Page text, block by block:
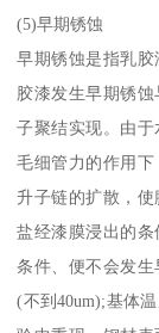
(5)早期锈蚀
早期锈蚀是指乳
胶漆发生早期锈
子聚结实现。由
毛细管力的作用
升子链的扩散，
盐经漆膜浸出的
条件、便不会发
(不到40um);基体